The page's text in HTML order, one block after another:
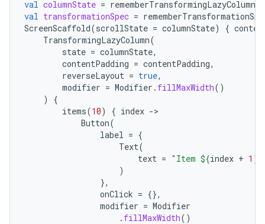
val columnState =
val transformationSpec =
ScreenScaffold(scrollState = columnState) {
TransformingLazyColumn(
state = columnState,
contentPadding = contentPadding,
reverseLayout = true,
modifier = Modifier . fillMaxWidth()
)
{
items(10) { index -
Button(
label = {
Text(
text = "Item ${index + 1 }
)
},
onClick = {},
modifier = Modifier
. fillMaxWidth()